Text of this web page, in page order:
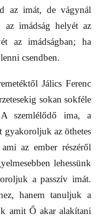
az imát, de vágynál
az imádság helyét az
az imádságban; ha
csendben.
Jálics Ferenc
sokan sokféle
szemlélődő ima, a
gyakoroljuk az öthetes
az ember részéről
lehessünk
a passzív imát.
hanem tanuljuk a
amit Ő akar alakítani